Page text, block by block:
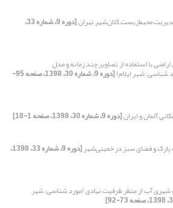
محیط‌زیست کلان‌شهر تهران [دوره 9، شماره 33،
با استفاده از تصاویر چند زمانه و مدل
[دوره 9، شماره 30، 1398، صفحه 95-
آلمان و ایران[دوره 9، شماره 30، 1398، صفحه 1-18]
و فضای سبز در خمینی‌شهر [دوره 9، شماره 33، 1398،
شهری آب از منظر ظرفیت نهادی (مورد شناسی: شهر